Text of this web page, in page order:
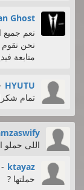
Ghost
نعم جميع
نحن نقوم
متابعة
HYUTU
تمام
اللى حملو
ktayaz
-
حملتها ?